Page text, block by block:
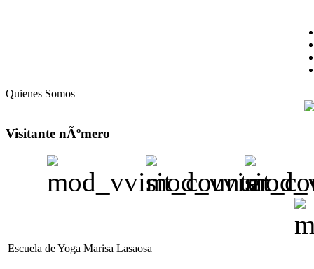
Quienes Somos
Visitante nÃºmero
Escuela de Yoga Marisa Lasaosa